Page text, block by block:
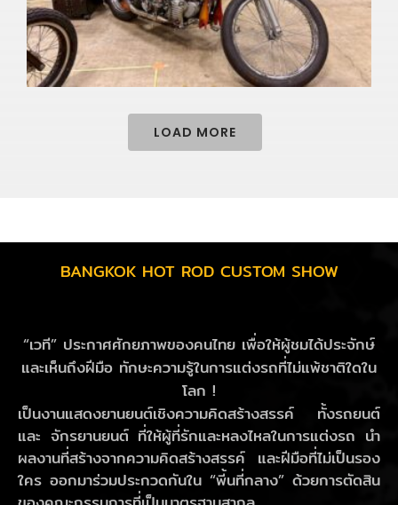
LOAD MORE
BANGKOK HOT ROD CUSTOM SHOW
“เวที” ประกาศศักยภาพของคนไทย เพื่อให้ผู้ชมได้ประจักษ์
และเห็นถึงฝีมือ ทักษะความรู้ในการแต่งรถที่ไม่แพ้ชาติใดใน
โลก !
เป็นงานแสดงยานยนต์เชิงความคิดสร้างสรรค์ ทั้งรถยนต์
และ จักรยานยนต์ ที่ให้ผู้ที่รักและหลงไหลในการแต่งรถ นำ
ผลงานที่สร้างจากความคิดสร้างสรรค์ และฝีมือที่ไม่เป็นรอง
ใคร ออกมาร่วมประกวดกันใน “พี้นที่กลาง” ด้วยการตัดสิน